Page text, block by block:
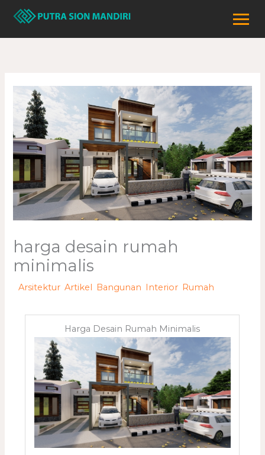
Lewati
konten
harga desain rumah
minimalis
/Arsitektur ,Artikel Bangunan Interior Rumah
Harga Desain Rumah Minimalis